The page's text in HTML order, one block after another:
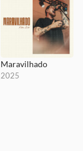
Maravilhado
2025